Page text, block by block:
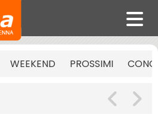
WEEKEND PROSSIMI